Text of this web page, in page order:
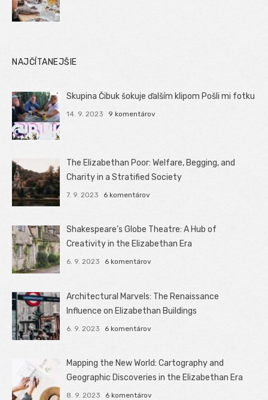
NAJČÍTANEJŠIE
Skupina Čibuk šokuje ďalším klipom Pošli mi fotku
14. 9. 2023 9 komentárov
The Elizabethan Poor: Welfare, Begging, and
Charity in a Stratified Society
7. 9. 2023 6 komentárov
Shakespeare’s Globe Theatre: A Hub of
Creativity in the Elizabethan Era
6. 9. 2023 6 komentárov
Architectural Marvels: The Renaissance
Influence on Elizabethan Buildings
6. 9. 2023 6 komentárov
Mapping the New World: Cartography and
Geographic Discoveries in the Elizabethan Era
8. 9. 2023 6 komentárov